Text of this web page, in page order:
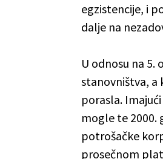
egzistencije, i
dalje na
U odnosu na
stanovništva, a
porasla.
mogle te 2000.
potrošačke
prosečnom